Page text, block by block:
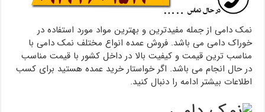
نمک دامی از جمله مفیدترین و بهترین مواد مورد استفاده در
خوراک دامی می باشد. فروش عمده انواع مختلف نمک دامی با
مناسب ترین قیمت و کیفیت بالا در داخل کشور با قیمت مناسب
در حال انجام می باشد. اگر خواستار خرید عمده هستید برای کسب
اطلاعات بیشتر ادامه را دنبال کنید.